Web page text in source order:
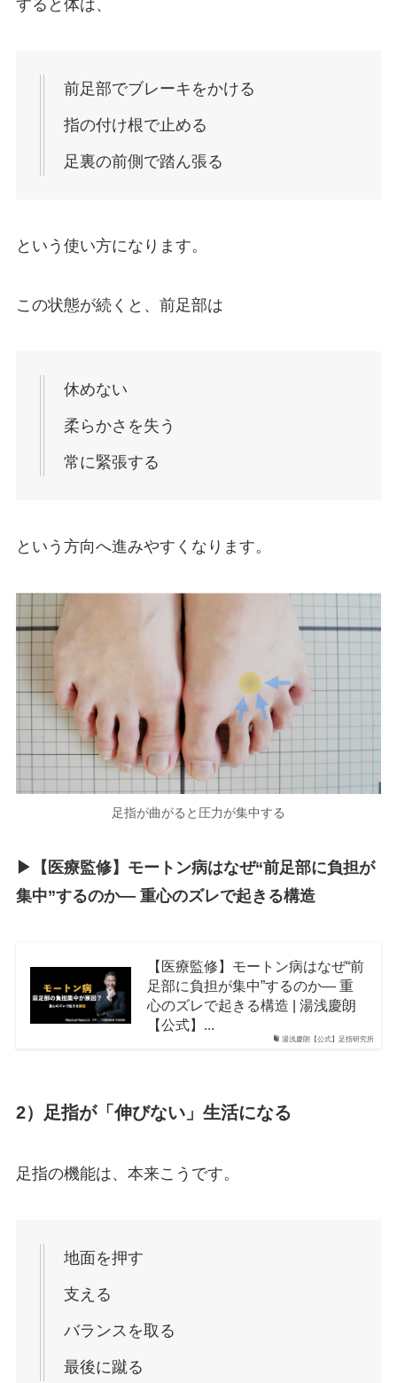
すると体は、
前足部でブレーキをかける
指の付け根で止める
足裏の前側で踏ん張る
という使い方になります。
この状態が続くと、前足部は
休めない
柔らかさを失う
常に緊張する
という方向へ進みやすくなります。
足指が曲がると圧力が集中する
▶︎【医療監修】モートン病はなぜ“前足部に負担が
集中”するのか― 重心のズレで起きる構造
湯浅慶朗【公式】足指研究所
【医療監修】モートン病はなぜ“前
足部に負担が集中”するのか― 重
心のズレで起きる構造 | 湯浅慶朗
【公式】...
2）足指が「伸びない」生活になる
足指の機能は、本来こうです。
地面を押す
支える
バランスを取る
最後に蹴る